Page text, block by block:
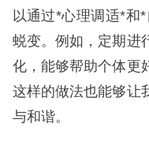
以通过*心理调适*和
蜕变。例如，定期进
化，能够帮助个体更
这样的做法也能够让
与和谐。